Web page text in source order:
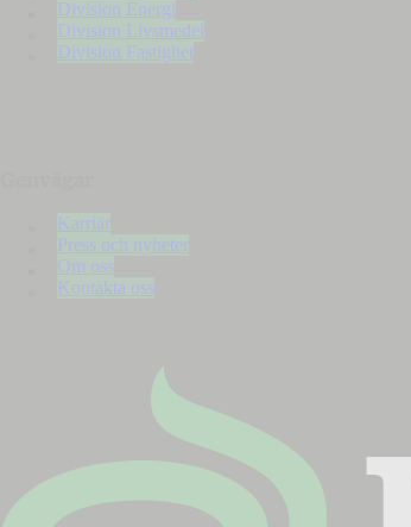
Division Energi
Division Livsmedel
Division Fastighet
Karriär
Press och nyheter
Om oss
Kontakta oss